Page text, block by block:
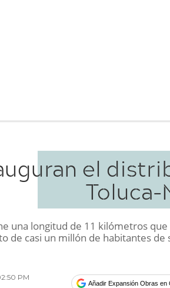
el
Toluca-
una longitud de 11 kilómetros
de casi un millón de habitantes de
PM
Añadir Expansión Obras en